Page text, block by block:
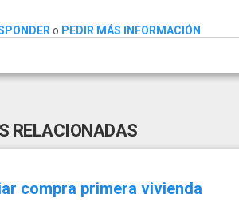
o PEDIR MÁS INFORMACIÓN
RELACIONADAS
compra primera vivienda